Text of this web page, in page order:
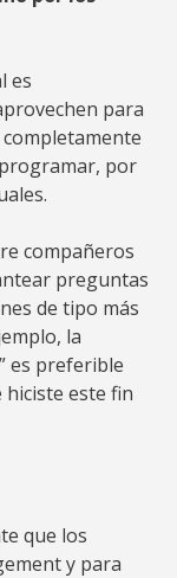
es
para
por
compañeros
preguntas
de tipo más
la
es preferible
hiciste este fin
que los
y para